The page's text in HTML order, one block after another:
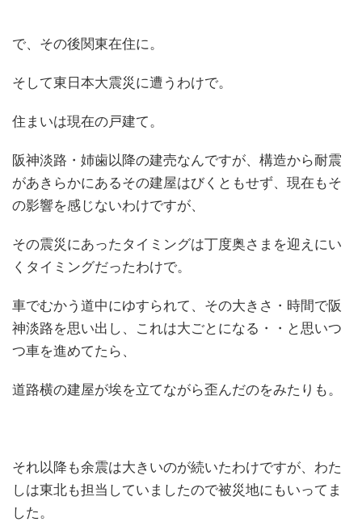
で、その後関東在住に。
そして東日本大震災に遭うわけで。
住まいは現在の戸建て。
阪神淡路・姉歯以降の建売なんですが、構造から耐震
があきらかにあるその建屋はびくともせず、現在もそ
の影響を感じないわけですが、
その震災にあったタイミングは丁度奥さまを迎えにい
くタイミングだったわけで。
車でむかう道中にゆすられて、その大きさ・時間で阪
神淡路を思い出し、これは大ごとになる・・と思いつ
つ車を進めてたら、
道路横の建屋が埃を立てながら歪んだのをみたりも。
それ以降も余震は大きいのが続いたわけですが、わた
しは東北も担当していましたので被災地にもいってま
した。